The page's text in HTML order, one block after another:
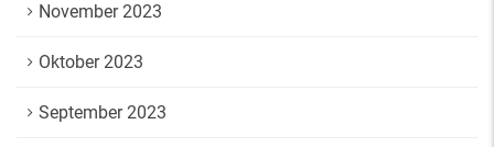
November 2023
Oktober 2023
September 2023